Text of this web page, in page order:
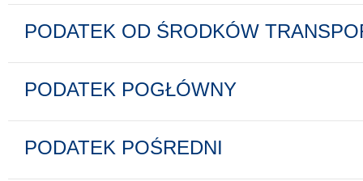
PODATEK OD ŚRODKÓW
PODATEK POGŁÓWNY
PODATEK POŚREDNI